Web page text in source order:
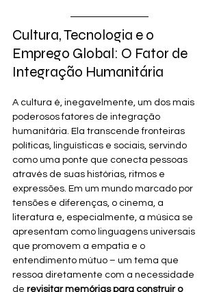
Cultura, Tecnologia e o
Emprego Global: O Fator de
Integração Humanitária
A cultura é, inegavelmente, um dos mais
poderosos fatores de integração
humanitária. Ela transcende fronteiras
políticas, linguísticas e sociais, servindo
como uma ponte que conecta pessoas
através de suas histórias, ritmos e
expressões. Em um mundo marcado por
tensões e diferenças, o cinema, a
literatura e, especialmente, a música se
apresentam como linguagens universais
que promovem a empatia e o
entendimento mútuo – um tema que
ressoa diretamente com a necessidade
de revisitar memórias para construir o